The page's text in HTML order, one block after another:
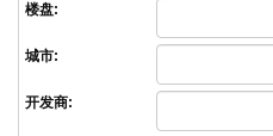
楼盘:
城市:
开发商: